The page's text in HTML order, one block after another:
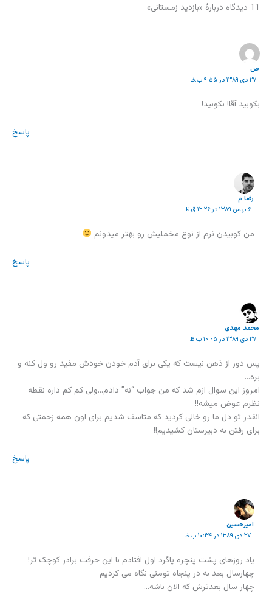
11 دیدگاه دربارهٔ «بازدید زمستانی»
ص
۲۷ دی ۱۳۸۹ در ۹:۵۵ ب.ظ
بکوبید آقا! بکوبید!
پاسخ
رضا م
۶ بهمن ۱۳۸۹ در ۱۲:۲۶ ق.ظ
من کوبیدن نرم از نوع مخملیش رو بهتر میدونم
پاسخ
محمد مهدی
۲۷ دی ۱۳۸۹ در ۱۰:۰۵ ب.ظ
پس دور از ذهن نیست که یکی برای آدم خودن خودش مفید رو ول کنه و
بره…
امروز این سوال ازم شد که من جواب “نه” دادم…ولی کم کم داره نقطه
نظرم عوض میشه!!
انقدر تو دل ما رو خالی کردید که متاسف شدیم برای اون همه زحمتی که
برای رفتن به دبیرستان کشیدیم!!
پاسخ
امیرحسین
۲۷ دی ۱۳۸۹ در ۱۰:۳۴ ب.ظ
یاد روزهای پشت پنچره پاگرد اول افتادم با این حرفت برادر کوچک تر!
چهارسال بعد به در پنجاه تومنی نگاه می کردیم
چهار سال بعدترش که الان باشه…